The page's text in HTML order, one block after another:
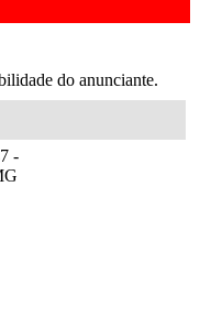
do anunciante.
-